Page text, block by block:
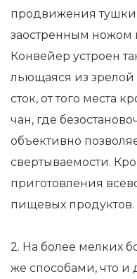
продвижения тушки
заостренным ножом
Конвейер устроен
льющаяся из зрелой
сток, от того места
чан, где
объективно
свертываемости.
приготовления
пищевых продуктов.
2. На более мелких
же способами, что и